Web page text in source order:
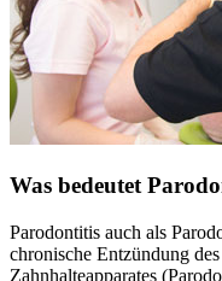
Was bedeutet
Parodontitis auch als
chronische Entzündung
Zahnhalteapparates